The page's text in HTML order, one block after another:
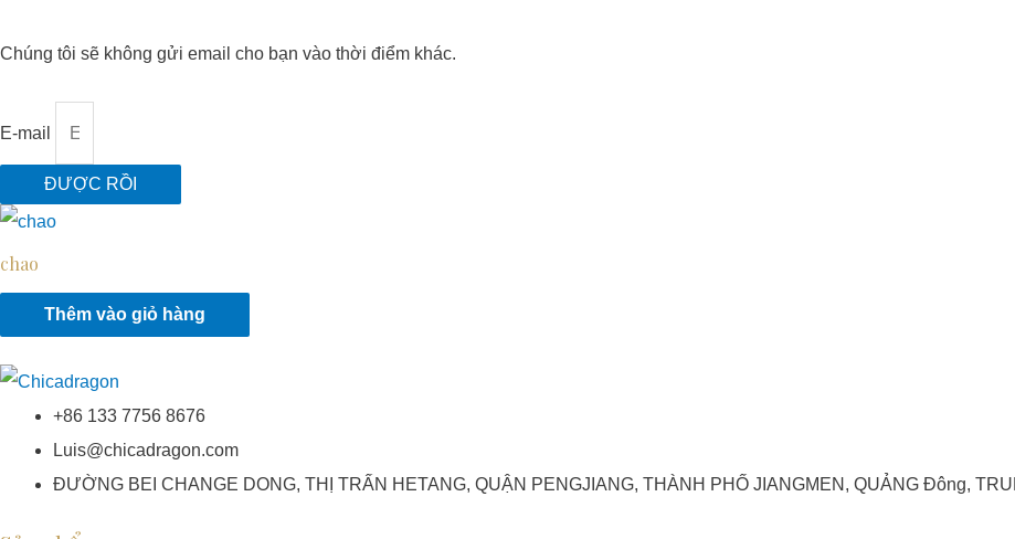
Chúng tôi sẽ không gửi email cho bạn vào thời điểm khác.
E-mail
ĐƯỢC RỒI
chao
Thêm vào giỏ hàng
+86 133 7756 8676
Luis@chicadragon.com
ĐƯỜNG BEI CHANGE DONG, THỊ TRẤN HETANG, QUẬN PENGJIANG, THÀNH PHỐ JIANGMEN, QUẢNG Đông,